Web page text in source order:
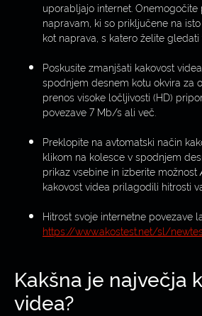
uporabljajo internet. Onemogočite
napravam, ki so priključene na
kot naprava, s katero želite gledati
Poskusite zmanjšati kakovost
spodnjem desnem kotu okvira za
prenos visoke ločljivosti (HD)
povezave 7 Mb/s ali več.
Preklopite na avtomatski način
klikom na kolesce v spodnjem
prikaz vsebine in izberite možnost
kakovost videa prilagodili hitrosti
Hitrost svoje internetne povezave
https://www.akostest.net/sl/
Kakšna je največja
videa?